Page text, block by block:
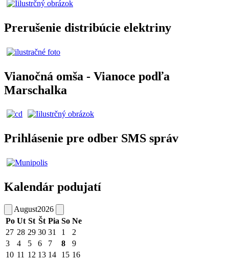
Prerušenie distribúcie elektriny
Vianočná omša - Vianoce podľa
Marschalka
Prihlásenie pre odber SMS správ
Kalendár podujatí
August2026
Po Ut St Št Pia So Ne
27 28 29 30 31 1
2
3
4 5 6 7 8
9
10 11 12 13 14 15 16